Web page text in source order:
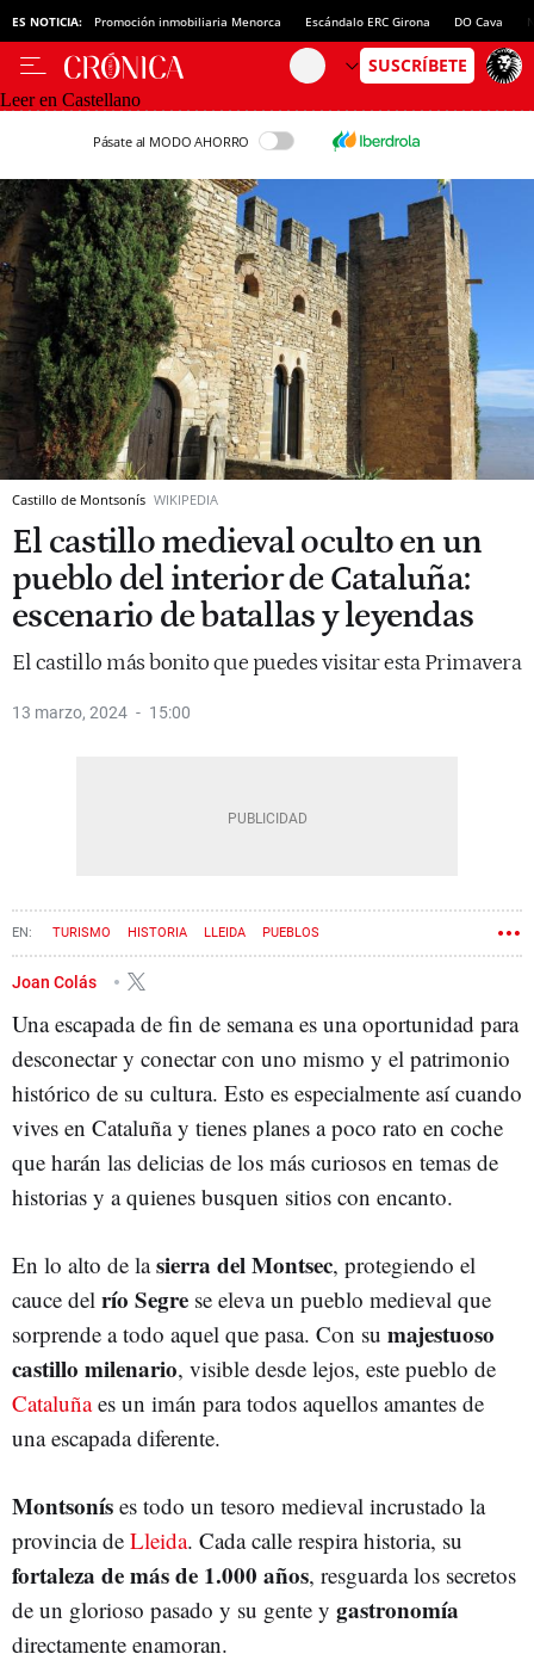
ES NOTICIA: Promoción inmobiliaria Menorca Escándalo ERC Girona DO Cava
Leer en Castellano
Pásate al MODO AHORRO
Castillo de Montsonís WIKIPEDIA
El castillo medieval oculto en un
pueblo del interior de Cataluña:
escenario de batallas y leyendas
El castillo más bonito que puedes visitar esta Primavera
13 marzo, 2024 15:00
TURISMO HISTORIA LLEIDA PUEBLOS
Joan Colás
Una escapada de fin de semana es una oportunidad para
desconectar y conectar con uno mismo y el patrimonio
histórico de su cultura. Esto es especialmente así cuando
vives en Cataluña y tienes planes a poco rato en coche
que harán las delicias de los más curiosos en temas de
historias y a quienes busquen sitios con encanto.
En lo alto de lasierra del Montsec, protegiendo el
cauce del río Segre se eleva un pueblo medieval que
sorprende a todo aquel que pasa. Con su majestuoso
castillo milenario, visible desde lejos, este pueblo de
Cataluñaes un imán para todos aquellos amantes de
una escapada diferente.
Montsonís es todo un tesoro medieval incrustado la
provincia de Lleida. Cada calle respira historia, su
fortaleza de más de 1.000 años, resguarda los secretos
de un glorioso pasado y su gente y gastronomía
directamente enamoran.